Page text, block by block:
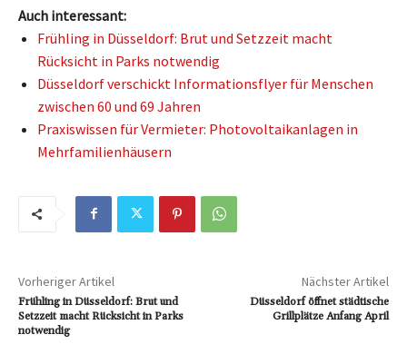
Auch interessant:
Frühling in Düsseldorf: Brut und Setzzeit macht
Rücksicht in Parks notwendig
Düsseldorf verschickt Informationsflyer für Menschen
zwischen 60 und 69 Jahren
Praxiswissen für Vermieter: Photovoltaikanlagen in
Mehrfamilienhäusern
Vorheriger Artikel
Frühling in Düsseldorf: Brut und
Setzzeit macht Rücksicht in Parks
notwendig
Nächster Artikel
Düsseldorf öffnet städtische
Grillplätze Anfang April